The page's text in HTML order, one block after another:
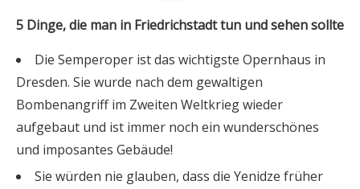
5 Dinge, die man in Friedrichstadt tun und sehen sollte
Die Semperoper ist das wichtigste Opernhaus in
Dresden. Sie wurde nach dem gewaltigen
Bombenangriff im Zweiten Weltkrieg wieder
aufgebaut und ist immer noch ein wunderschönes
und imposantes Gebäude!
Sie würden nie glauben, dass die Yenidze früher